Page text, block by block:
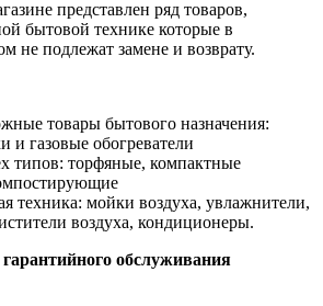
представлен ряд товаров,
бытовой технике которые в
не подлежат замене и возврату.
товары бытового назначения:
и газовые обогреватели
типов: торфяные, компактные
техника: мойки воздуха, увлажнители,
воздуха, кондиционеры.
обслуживания